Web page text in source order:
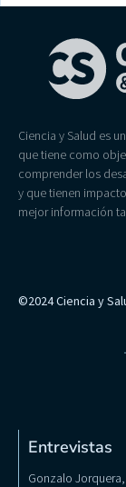
Ciencia y Salud es
que tiene como
comprender los
y que tienen
mejor información
©2024 Ciencia y
Entrevistas
Gonzalo